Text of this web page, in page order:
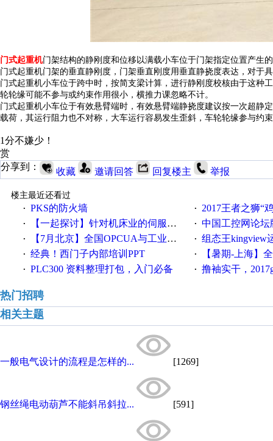
门式起重机门架结构的静刚度和位移以满载小车位于门架指定位置产生
门式起重机门架的垂直静刚度，门架垂直刚度用垂直静挠度表达，对于
门式起重机小车位于跨中时，按简支梁计算，进行静刚度校核由于这种
轮轮缘可能不参与或约束作用很小，横推力课忽略不计。
门式起重机小车位于有效悬臂端时，有效悬臂端静挠度建议按一次超静
载荷，其运行阻力也不对称，大车运行容易发生歪斜，车轮轮缘参与约
1分不嫌少！
赏
分享到：
收藏 邀请回答 回复楼主 举报
楼主最近还看过
· PKS的防火墙 · 2017王者之狮“鸡”情签到
· 【一起探讨】针对机床业的伺服系统发展，您的期望是什么？ · 中国工控网论坛版
· 【7月北京】全国OPCUA与工业互联技术培训班通知！ · 组态王kingview
· 经典！西门子内部培训PPT · 【暑期-上海】全国工业
· PLC300 资料整理打包，入门必备 · 撸袖实干，2017gongkong®第
热门招聘
相关主题
一般电气设计的流程是怎样的... [1269]
钢丝绳电动葫芦不能斜吊斜拉... [591]